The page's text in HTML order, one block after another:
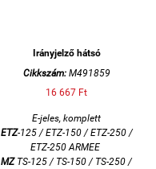
Irányjelző hátsó
Cikkszám:M491859
16 667 Ft
E-jeles, komplett
ETZ-125 / ETZ-150 / ETZ-250 /
ETZ-250 ARMEE
MZTS-125 / TS-150 / TS-250 /